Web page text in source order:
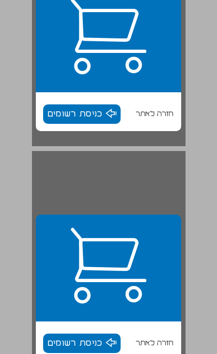
חזרה לאתר כניסת רשומים
הרפרטואר המוסיקלי של יהודי ספרד ... 20
חזרה לאתר כניסת רשומים